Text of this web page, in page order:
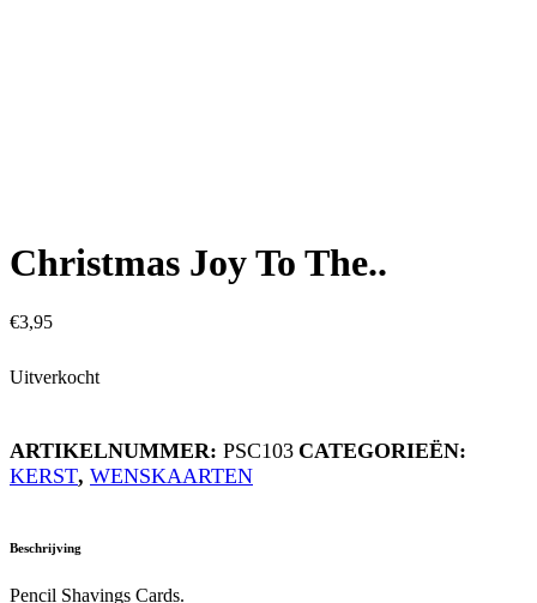
Christmas Joy To The..
€3,95
Uitverkocht
ARTIKELNUMMER: PSC103 CATEGORIEËN:
KERST, WENSKAARTEN
Beschrijving
Pencil Shavings Cards.